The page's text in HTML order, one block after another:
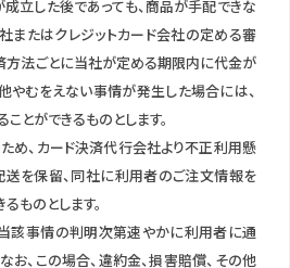
立した後であっても、商品が手配できな
またはクレジットカード会社の定める審
方法ごとに当社が定める期限内に代金が
やむをえない事情が発生した場合には、
とができるものとします。
め、カード決済代行会社より不正利用懸
を保留、同社に利用者のご注文情報を
ものとします。
該事情の判明次第速やかに利用者に通
お、この場合、違約金、損害賠償、その他